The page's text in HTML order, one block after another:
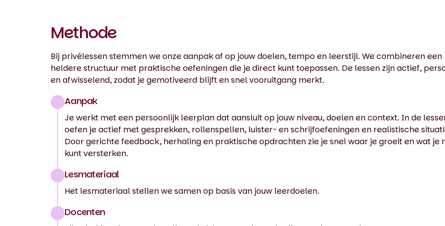
Methode
Bij privélessen stemmen we onze aanpak af op jouw doelen, tempo en leerstijl. We combineren een
heldere structuur met praktische oefeningen die je direct kunt toepassen. De lessen zijn actief,
en afwisselend, zodat je gemotiveerd blijft en snel vooruitgang merkt.
Aanpak
Je werkt met een persoonlijk leerplan dat aansluit op jouw niveau, doelen en context. In de
oefen je actief met gesprekken, rollenspellen, luister- en schrijfoefeningen en realistische
Door gerichte feedback, herhaling en praktische opdrachten zie je snel waar je groeit en wat je
kunt versterken.
Lesmateriaal
Het lesmateriaal stellen we samen op basis van jouw leerdoelen.
Docenten